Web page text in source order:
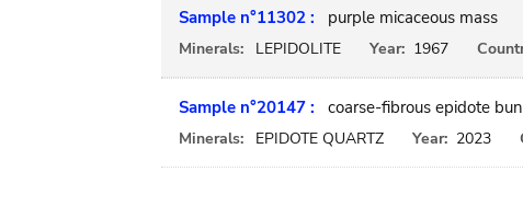
Sample n°11302 : purple micaceous mass
Minerals: LEPIDOLITE Year: 1967
Sample n°20147 : coarse-fibrous epidote
Minerals: EPIDOTE QUARTZ Year: 2023